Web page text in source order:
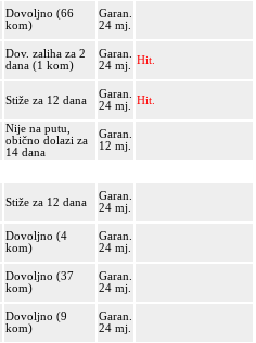
Dovoljno (66
kom)
Garan.
24 mj.
Dov. zaliha za 2
dana (1 kom)
Garan.
24 mj.
Hit.
Stiže za 12 dana
Garan.
24 mj.
Hit.
Nije na putu,
obično dolazi za
14 dana
Garan.
12 mj.
Stiže za 12 dana
Garan.
24 mj.
Dovoljno (4
kom)
Garan.
24 mj.
Dovoljno (37
kom)
Garan.
24 mj.
Dovoljno (9
kom)
Garan.
24 mj.